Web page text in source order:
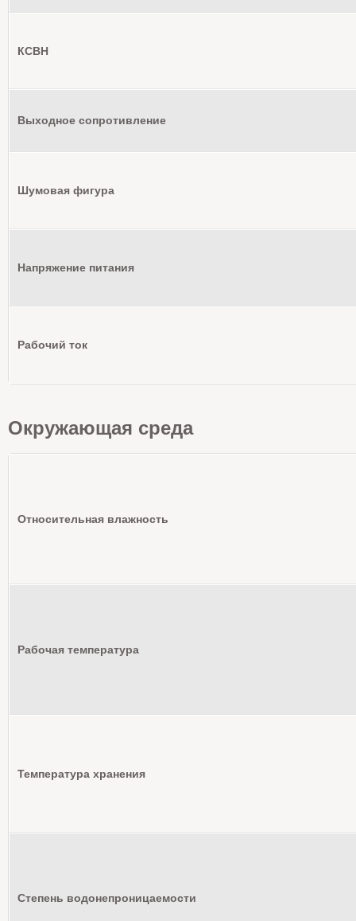
КСВН
Выходное сопротивление
Шумовая фигура
Напряжение питания
Рабочий ток
Окружающая среда
Относительная влажность
Рабочая температура
Температура хранения
Степень водонепроницаемости